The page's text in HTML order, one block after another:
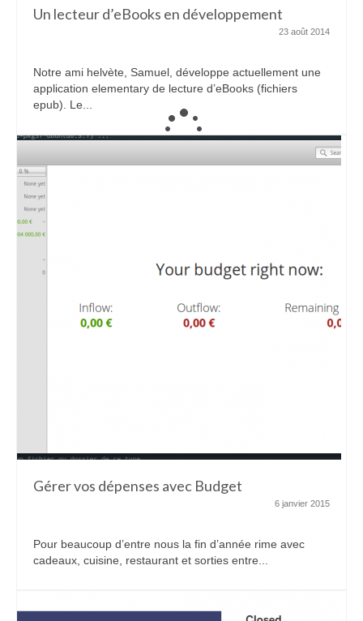
Un lecteur d’eBooks en développement
23 août 2014
Notre ami helvète, Samuel, développe actuellement une
application elementary de lecture d’eBooks (fichiers
epub). Le...
Gérer vos dépenses avec Budget
6 janvier 2015
Pour beaucoup d’entre nous la fin d’année rime avec
cadeaux, cuisine, restaurant et sorties entre...